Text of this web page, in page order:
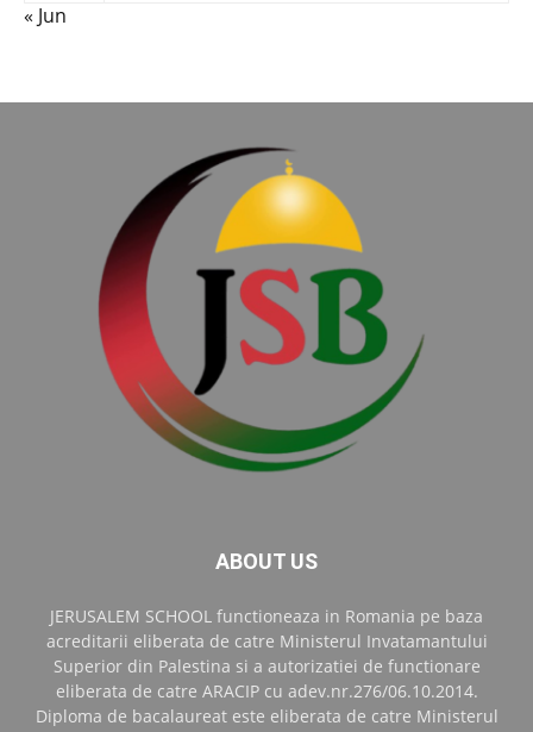
« Jun
ABOUT US
JERUSALEM SCHOOL functioneaza in Romania pe baza
acreditarii eliberata de catre Ministerul Invatamantului
Superior din Palestina si a autorizatiei de functionare
eliberata de catre ARACIP cu adev.nr.276/06.10.2014.
Diploma de bacalaureat este eliberata de catre Ministerul